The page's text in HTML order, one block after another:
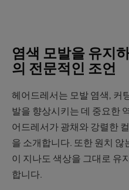
염색 모발을 유지
의 전문적인 조언
헤어드레서는 모발 염색, 커
발을 향상시키는 데 중요한
어드레서가 광채와 강렬한
을 소개합니다. 또한 원치
이 지나도 색상을 그대로 유
합니다.